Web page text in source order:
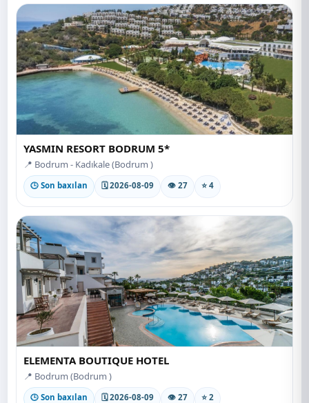
YASMIN RESORT BODRUM 5*
📍 Bodrum - Kadıkale (Bodrum )
🕒 Son baxılan 🗓 2026-08-09 👁 27 ⭐ 4
ELEMENTA BOUTIQUE HOTEL
📍 Bodrum (Bodrum )
🕒 Son baxılan 🗓 2026-08-09 👁 27 ⭐ 2